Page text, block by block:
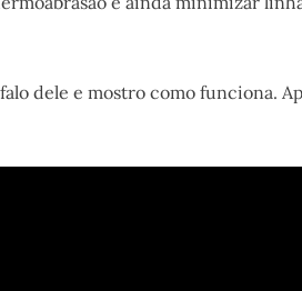
dele e mostro como funciona.